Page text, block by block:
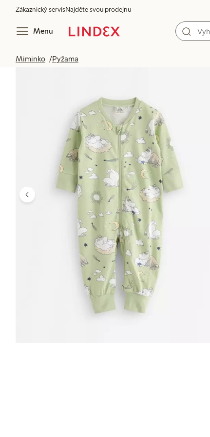
Zákaznický servisNajděte svou prodejnu
Menu
Miminko Pyžama